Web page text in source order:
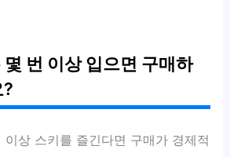
번 이상 입으면 구매하
상 스키를 즐긴다면 구매가 경제적